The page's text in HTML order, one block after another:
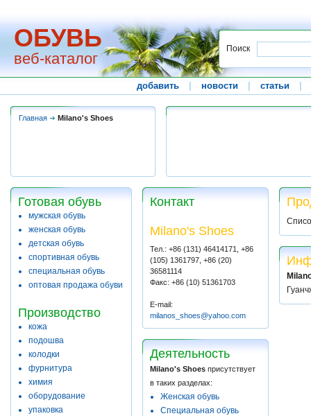
ОБУВЬ
веб-каталог
Поиск
добавить новости статьи
Главная Milano's Shoes
Готовая обувь
мужская обувь
женская обувь
детская обувь
спортивная обувь
специальная обувь
оптовая продажа обуви
Производство
кожа
подошва
колодки
фурнитура
химия
оборудование
упаковка
Контакт
Milano's Shoes
Тел.: +86 (131) 46414171, +86
(105) 1361797, +86 (20)
36581114
Факс: +86 (10) 51361703
E-mail:
milanos_shoes@yahoo.com
Деятельность
Milano's Shoes присутствует
в таких разделах:
Женская обувь
Специальная обувь